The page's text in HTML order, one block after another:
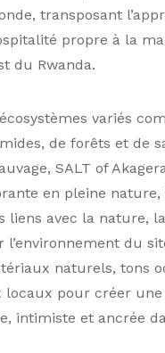
transposant
propre à la
du Rwanda.
variés
de forêts et de
SALT of
en pleine nature,
liens avec la nature,
l’environnement du
naturels, tons
locaux pour créer une
intimiste et ancrée